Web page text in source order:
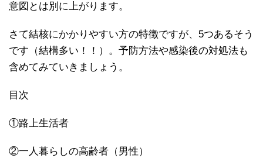
意図とは別に上がります。
さて結核にかかりやすい方の特徴ですが、5つあるそう
です（結構多い！！）。予防方法や感染後の対処法も
含めてみていきましょう。
目次
①路上生活者
②一人暮らしの高齢者（男性）